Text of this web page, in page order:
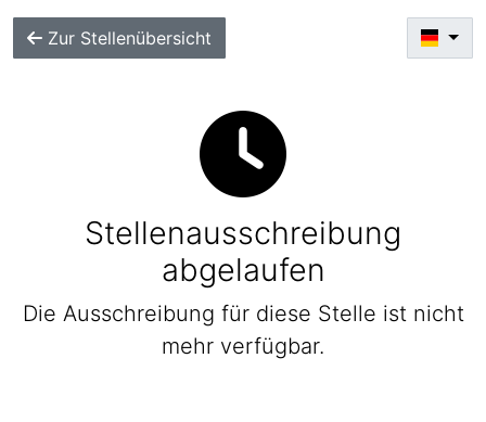
Zur Stellenübersicht
Stellenausschreibung
abgelaufen
Die Ausschreibung für diese Stelle ist nicht
mehr verfügbar.